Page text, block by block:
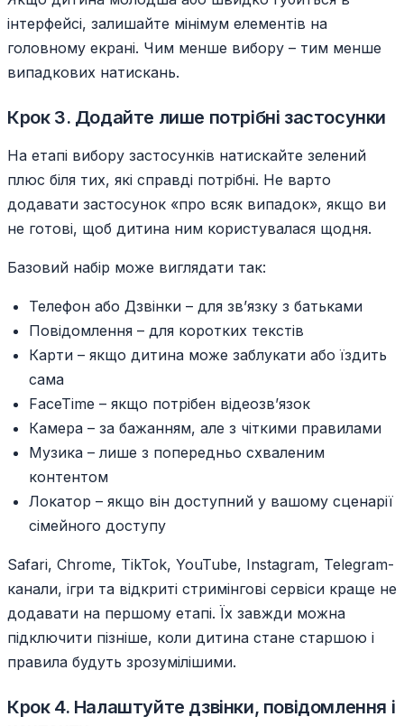
інтерфейсі, залишайте мінімум елементів на
головному екрані. Чим менше вибору – тим менше
випадкових натискань.
Крок 3. Додайте лише потрібні застосунки
На етапі вибору застосунків натискайте зелений
плюс біля тих, які справді потрібні. Не варто
додавати застосунок «про всяк випадок», якщо ви
не готові, щоб дитина ним користувалася щодня.
Базовий набір може виглядати так:
Телефон або Дзвінки – для зв’язку з батьками
Повідомлення – для коротких текстів
Карти – якщо дитина може заблукати або їздить
сама
FaceTime – якщо потрібен відеозв’язок
Камера – за бажанням, але з чіткими правилами
Музика – лише з попередньо схваленим
контентом
Локатор – якщо він доступний у вашому сценарії
сімейного доступу
Safari, Chrome, TikTok, YouTube, Instagram, Telegram-
канали, ігри та відкриті стримінгові сервіси краще не
додавати на першому етапі. Їх завжди можна
підключити пізніше, коли дитина стане старшою і
правила будуть зрозумілішими.
Крок 4. Налаштуйте дзвінки, повідомлення і